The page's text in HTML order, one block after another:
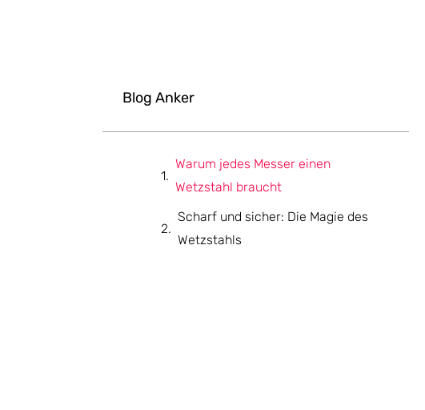
Blog Anker
Warum jedes Messer einen
Wetzstahl braucht
Scharf und sicher: Die Magie des
Wetzstahls